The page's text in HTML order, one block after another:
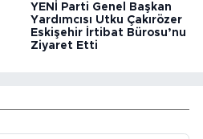
YENİ Parti Genel Başkan
Yardımcısı Utku Çakırözer
Eskişehir İrtibat Bürosu’nu
Ziyaret Etti